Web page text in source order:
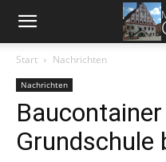
Start Nachrichten
Nachrichten
Grundschule